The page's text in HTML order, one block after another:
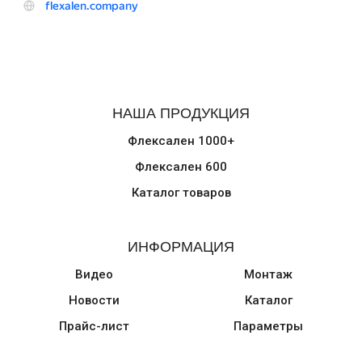
НАША ПРОДУКЦИЯ
Флексален 1000+
Флексален 600
Каталог товаров
ИНФОРМАЦИЯ
Видео
Новости
Прайс-лист
Монтаж
Каталог
Параметры